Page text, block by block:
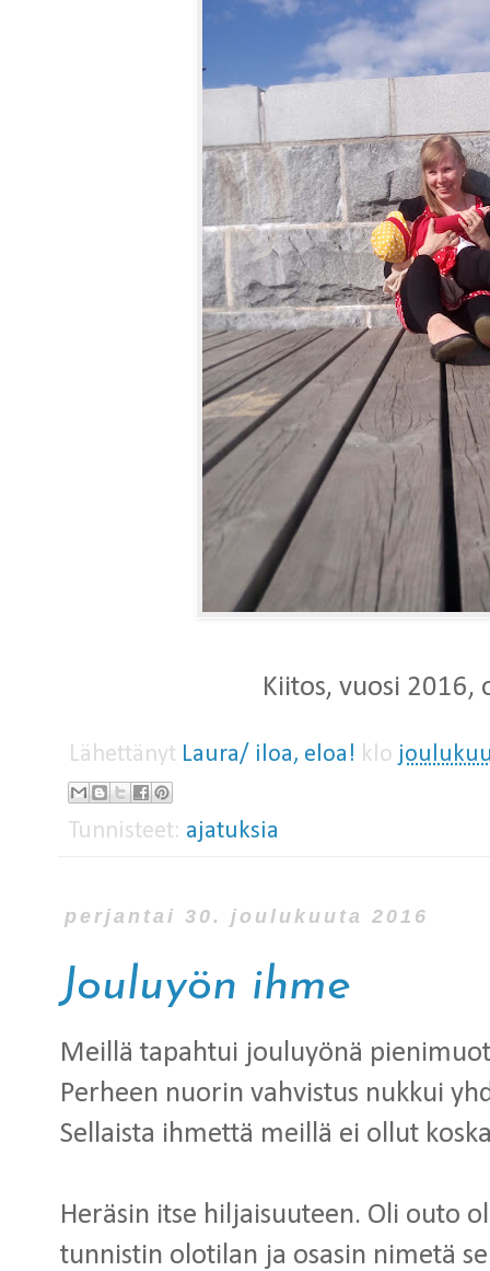
Kiitos, vuosi 2016,
Lähettänyt Laura/ iloa, eloa! klo
Tunnisteet: ajatuksia
perjantai 30. joulukuuta 2016
Jouluyön ihme
Meillä tapahtui jouluyönä
Perheen nuorin vahvistus nukkui
Sellaista ihmettä meillä ei ollut
Heräsin itse hiljaisuuteen. Oli outo
tunnistin olotilan ja osasin nimetä